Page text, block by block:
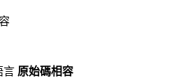
言 原始碼相容